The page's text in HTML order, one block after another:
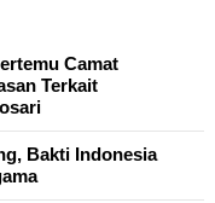
Camat
Terkait
Bakti Indonesia